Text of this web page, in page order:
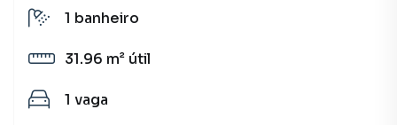
1 banheiro
31.96 m² útil
1 vaga